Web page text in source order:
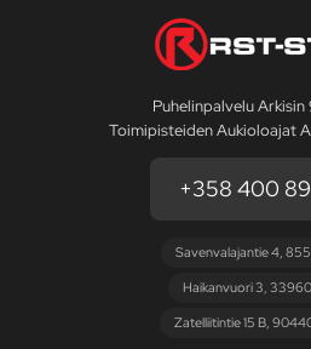
Puhelinpalvelu
Toimipisteiden Aukioloajat
+358 400
Savenvalajantie 4,
Haikanvuori 3,
Zatelliitintie 15 B,